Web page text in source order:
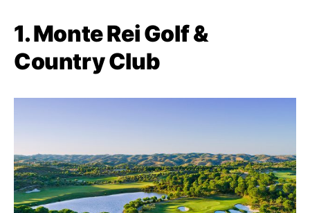
1. Monte Rei Golf &
Country Club